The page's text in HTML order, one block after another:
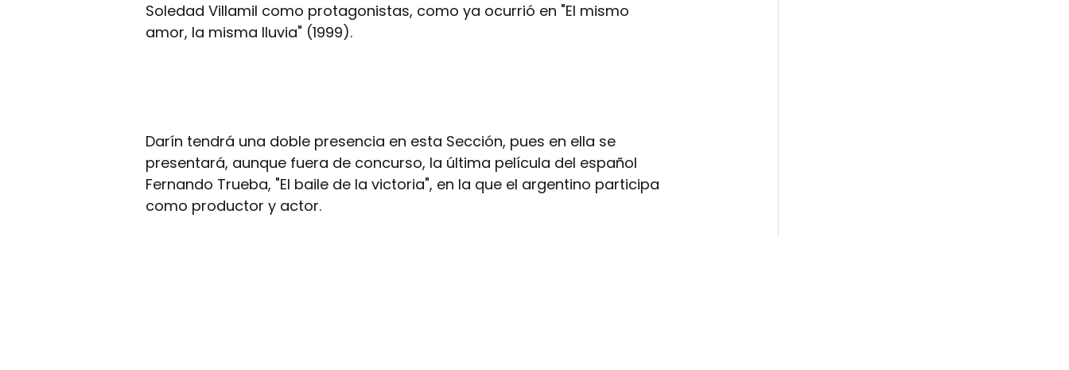
Soledad Villamil como protagonistas, como ya ocurrió en "El mismo
amor, la misma lluvia" (1999).
Darín tendrá una doble presencia en esta Sección, pues en ella se
presentará, aunque fuera de concurso, la última película del español
Fernando Trueba, "El baile de la victoria", en la que el argentino participa
como productor y actor.